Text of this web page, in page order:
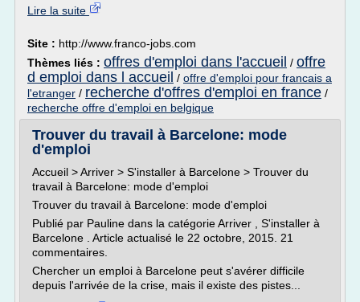
Lire la suite
Site : http://www.franco-jobs.com
Thèmes liés : offres d'emploi dans l'accueil / offre
d emploi dans l accueil / offre d'emploi pour francais a
l'etranger / recherche d'offres d'emploi en france /
recherche offre d'emploi en belgique
Trouver du travail à Barcelone: mode
d'emploi
Accueil > Arriver > S'installer à Barcelone > Trouver du
travail à Barcelone: mode d'emploi
Trouver du travail à Barcelone: mode d'emploi
Publié par Pauline dans la catégorie Arriver , S'installer à
Barcelone . Article actualisé le 22 octobre, 2015. 21
commentaires.
Chercher un emploi à Barcelone peut s'avérer difficile
depuis l'arrivée de la crise, mais il existe des pistes...